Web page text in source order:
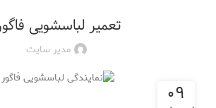
تعمیر لباسشویی
مدیر سایت
۰۹